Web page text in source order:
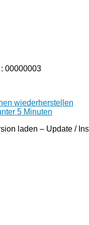
00000003
wiederherstellen
5 Minuten
laden – Update /